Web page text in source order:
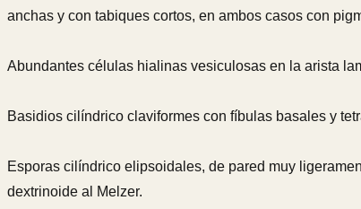
anchas y con tabiques cortos, en ambos casos con
Abundantes células hialinas vesiculosas en la arista
Basidios cilíndrico claviformes con fíbulas basales y
Esporas cilíndrico elipsoidales, de pared muy
dextrinoide al Melzer.